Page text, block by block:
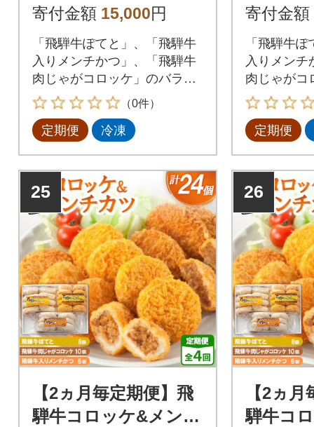
寄付金額 15,000円
「飛騨牛ぽてと」、「飛騨牛
入りメンチかつ」、「飛騨牛
肉じゃがコロッケ」のバラエ
ティ惣菜セットです。
（0件）
定期便 冷凍
寄付金額
「飛騨牛
入りメンチ
肉じゃがコ
ティ惣菜セ
定期便
25
【2ヵ月毎定期便】飛
騨牛コロッケ&メンチ
26
【2ヵ
騨牛コ